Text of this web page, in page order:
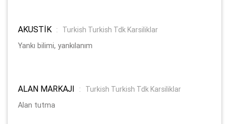
AKUSTİK :
Turkish Turkish Tdk Karsiliklar
Yankı bilimi, yankılanım
ALAN MARKAJI :
Turkish Turkish Tdk Karsiliklar
Alan tutma